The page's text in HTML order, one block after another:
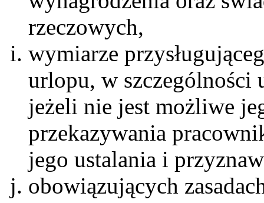
rzeczowych,
wymiarze
urlopu, w
jeżeli nie jest możliwe
przekazywania
jego ustalania i
obowiązujących